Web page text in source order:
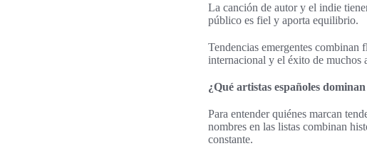
La canción de autor y el indie
público es fiel y aporta equilibrio.
Tendencias emergentes combinan
internacional y el éxito de muchos
¿Qué artistas españoles
Para entender quiénes marcan
nombres en las listas combinan
constante.